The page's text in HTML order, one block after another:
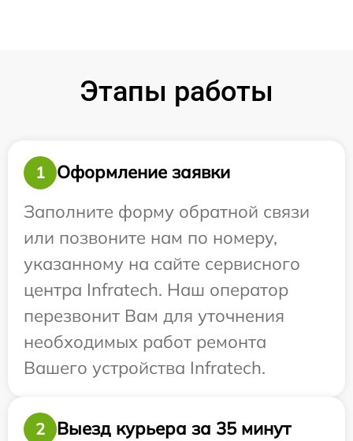
Этапы работы
1
Оформление заявки
Заполните форму обратной связи
или позвоните нам по номеру,
указанному на сайте сервисного
центра Infratech. Наш оператор
перезвонит Вам для уточнения
необходимых работ ремонта
Вашего устройства Infratech.
2 Выезд курьера за 35 минут